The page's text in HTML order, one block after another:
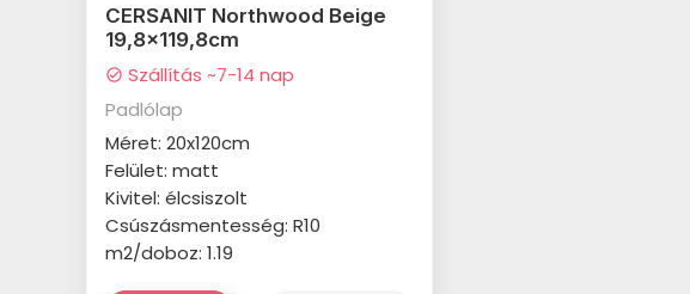
CERSANIT Northwood Beige
19,8x119,8cm
check_circle Szállítás ~7-14 nap
Padlólap
Méret: 20x120cm
Felület: matt
Kivitel: élcsiszolt
Csúszásmentesség: R10
m2/doboz: 1.19